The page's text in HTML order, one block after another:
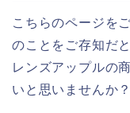
こちらのページを
のことをご存知だ
レンズアップルの
いと思いませんか？